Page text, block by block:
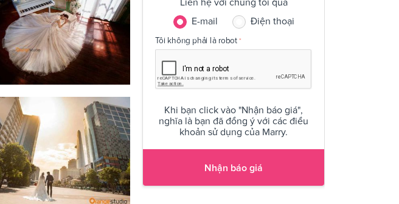
E-mail
Điện thoại
Tôi không phải là robot
Khi bạn click vào "Nhận báo giá",
nghĩa là bạn đã đồng ý với các điều
khoản sử dụng của Marry.
Nhận báo giá